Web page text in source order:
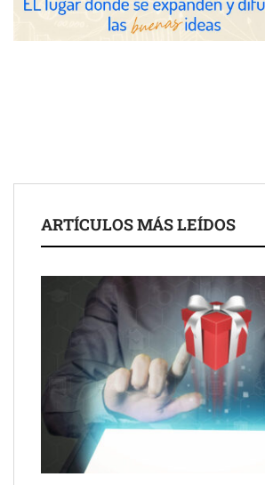
las posibilidades del salón profesional
Schaeffler mejora su rentabilidad en el
NOVA: innovación y diseño que
mano de Tormo Franquicias
ARTÍCULOS MÁS LEÍDOS